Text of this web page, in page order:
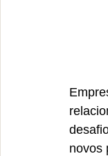
novos